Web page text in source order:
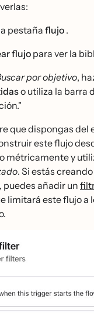
pestaña flujo .
flujo para ver la
por objetivo,
o utiliza la barra
que dispongas del
este flujo
métricamente y
. Si estás
añadir un
limitará este flujo a